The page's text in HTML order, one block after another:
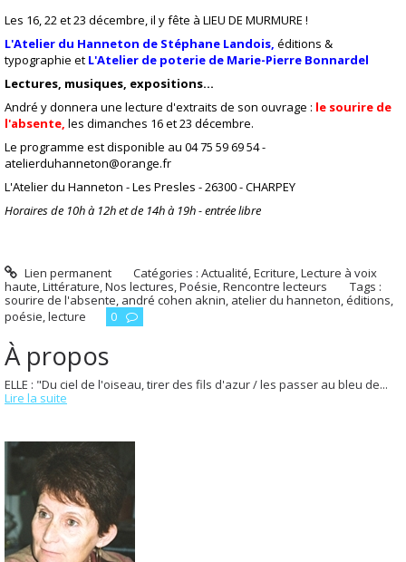
Les 16, 22 et 23 décembre, il y fête à LIEU DE MURMURE !
L'Atelier du Hanneton de Stéphane Landois, éditions &
typographie et L'Atelier de poterie de Marie-Pierre Bonnardel
Lectures, musiques, expositions…
André y donnera une lecture d'extraits de son ouvrage : le sourire de
l'absente, les dimanches 16 et 23 décembre.
Le programme est disponible au 04 75 59 69 54 -
atelierduhanneton@orange.fr
L'Atelier du Hanneton - Les Presles - 26300 - CHARPEY
Horaires de 10h à 12h et de 14h à 19h - entrée libre
Lien permanent Catégories :Actualité,Ecriture,Lecture à voix
haute,Littérature,Nos lectures,Poésie,Rencontre lecteurs
Tags :
sourire de l'absente, andré cohen aknin, atelier du hanneton,éditions,
poésie,lecture 0
À propos
ELLE : "Du ciel de l'oiseau, tirer des fils d'azur / les passer au bleu de...
Lire la suite